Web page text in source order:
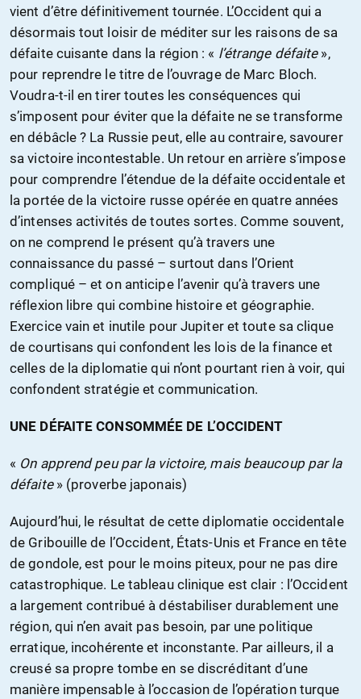
vient d’être définitivement tournée. L’Occident qui a
désormais tout loisir de méditer sur les raisons de sa
défaite cuisante dans la région : « l’étrange défaite»,
pour reprendre le titre de l’ouvrage de Marc Bloch.
Voudra-t-il en tirer toutes les conséquences qui
s’imposent pour éviter que la défaite ne se transforme
en débâcle ? La Russie peut, elle au contraire, savourer
sa victoire incontestable. Un retour en arrière s’impose
pour comprendre l’étendue de la défaite occidentale et
la portée de la victoire russe opérée en quatre années
d’intenses activités de toutes sortes. Comme souvent,
on ne comprend le présent qu’à travers une
connaissance du passé – surtout dans l’Orient
compliqué – et on anticipe l’avenir qu’à travers une
réflexion libre qui combine histoire et géographie.
Exercice vain et inutile pour Jupiter et toute sa clique
de courtisans qui confondent les lois de la finance et
celles de la diplomatie qui n’ont pourtant rien à voir, qui
confondent stratégie et communication.
UNE DÉFAITE CONSOMMÉE DE L’OCCIDENT
« On apprend peu par la victoire, mais beaucoup par la
défaite» (proverbe japonais)
Aujourd’hui, le résultat de cette diplomatie occidentale
de Gribouille de l’Occident, États-Unis et France en tête
de gondole, est pour le moins piteux, pour ne pas dire
catastrophique. Le tableau clinique est clair : l’Occident
a largement contribué à déstabiliser durablement une
région, qui n’en avait pas besoin, par une politique
erratique, incohérente et inconstante. Par ailleurs, il a
creusé sa propre tombe en se discréditant d’une
manière impensable à l’occasion de l’opération turque